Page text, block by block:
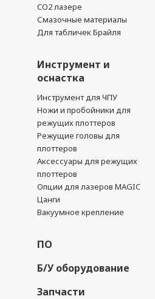
CO2 лазере
Смазочные материалы
Для табличек Брайля
Инструмент и
оснастка
Инструмент для ЧПУ
Ножи и пробойники для
режущих плоттеров
Режущие головы для
плоттеров
Аксессуары для режущих
плоттеров
Опции для лазеров MAGIC
Цанги
Вакуумное крепление
ПО
Б/У оборудование
Запчасти